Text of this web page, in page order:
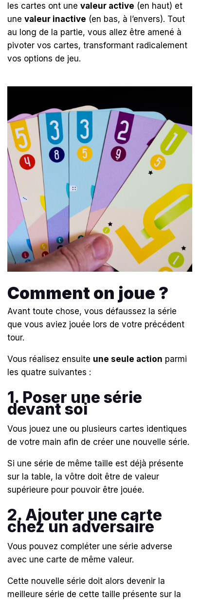
les cartes ont une valeur active (en haut) et
une valeur inactive (en bas, à l’envers). Tout
au long de la partie, vous allez être amené à
pivoter vos cartes, transformant radicalement
vos options de jeu.
Comment on joue ?
Avant toute chose, vous défaussez la série
que vous aviez jouée lors de votre précédent
tour.
Vous réalisez ensuite une seule action parmi
les quatre suivantes :
1. Poser une série
devant soi
Vous jouez une ou plusieurs cartes identiques
de votre main afin de créer une nouvelle série.
Si une série de même taille est déjà présente
sur la table, la vôtre doit être de valeur
supérieure pour pouvoir être jouée.
2. Ajouter une carte
chez un adversaire
Vous pouvez compléter une série adverse
avec une carte de même valeur.
Cette nouvelle série doit alors devenir la
meilleure série de cette taille présente sur la